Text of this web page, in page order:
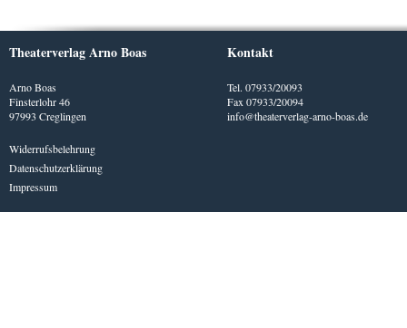
Theaterverlag Arno Boas
Arno Boas
Finsterlohr 46
97993 Creglingen
Widerrufsbelehrung
Datenschutzerklärung
Impressum
Kontakt
Tel. 07933/20093
Fax 07933/20094
info@theaterverlag-arno-boas.de